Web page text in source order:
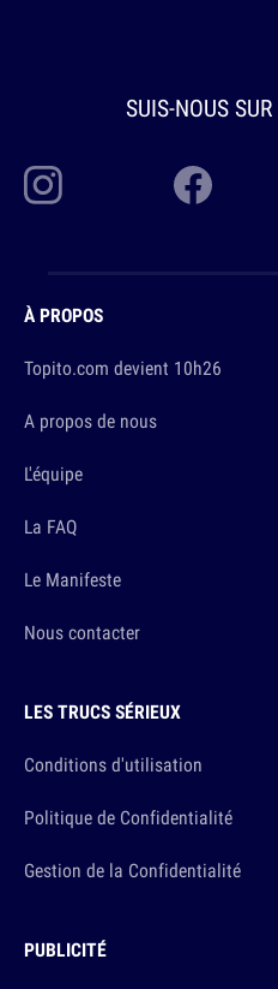
SUIS-NOUS SUR
À PROPOS
Topito.com devient 10h26
A propos de nous
L'équipe
La FAQ
Le Manifeste
Nous contacter
LES TRUCS SÉRIEUX
Conditions d'utilisation
Politique de Confidentialité
Gestion de la Confidentialité
PUBLICITÉ